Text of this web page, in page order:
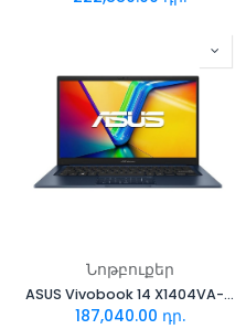
Նոթբուքեր
ASUS Vivobook 14 X1404VA-I38128
187,040.00 դր.